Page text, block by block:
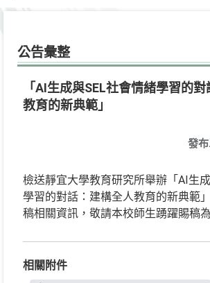
公告彙整
「AI生成與SEL社會情緒學習的
教育的新典範」
發布
檢送靜宜大學教育研究所舉辦「AI生
學習的對話：建構全人教育的新典範
稿相關資訊，敬請本校師生踴躍賜稿
相關附件